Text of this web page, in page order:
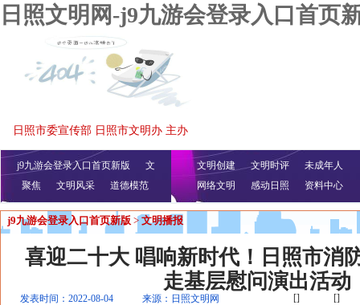
日照文明网-j9九游会登录入口首页
日照市委宣传部 日照市文明办 主办
j9九游会登录入口首页新版
文
明播报
公益视频
聚焦 文明风采 道德模范
文明创建 文明时评
未成年人
网络文明
感动日照 资料中心
j9九游会登录入口首页新版 > 文明播报
喜迎二十大 唱响新时代！日照市消
走基层慰问演出活动
发表时间：2022-08-04 来源：日照文明网 [] []